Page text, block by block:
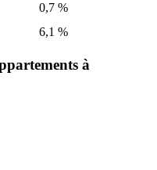
0,7 %
6,1 %
à